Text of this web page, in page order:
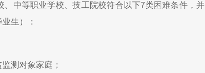
中等职业学校、技工院校符合以下7类困难条件，并
生）：
测对象家庭；